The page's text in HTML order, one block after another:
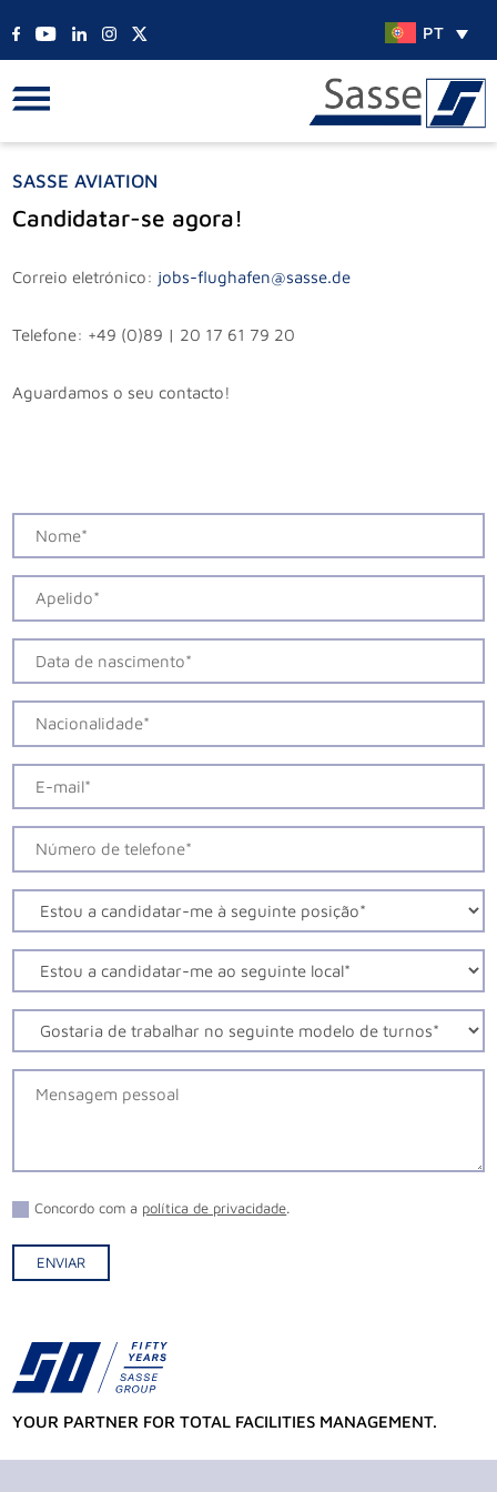
PT
SASSE AVIATION
Candidatar-se agora!
Correio eletrónico: jobs-flughafen@sasse.de
Telefone: +49 (0)89 | 20 17 61 79 20
Aguardamos o seu contacto!
Concordo com a política de privacidade.
ENVIAR
YOUR PARTNER FOR TOTAL FACILITIES MANAGEMENT.